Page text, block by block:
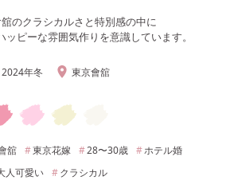
のクラシカルさと特別感の中に
ピーな雰囲気作りを意識しています。
2024年冬 東京會舘
舘 東京花嫁 28〜30歳
ホテル婚
人可愛い
クラシカル